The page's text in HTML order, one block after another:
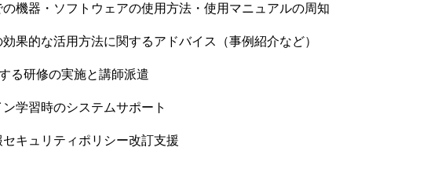
機器・ソフトウェアの使用方法・使用マニュアルの周知
果的な活用方法に関するアドバイス（事例紹介など）
る研修の実施と講師派遣
学習時のシステムサポート
キュリティポリシー改訂支援